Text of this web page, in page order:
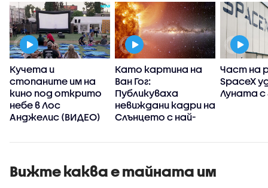
Кучета и
стопаните им на
кино под открито
небе в Лос
Анджелис (ВИДЕО)
Като картина на
Ван Гог:
Публикуваха
невиждани кадри на
Слънцето с най-
изображения
(ВИДЕО+СНИМКИ)
Част на
SpaceX
Луната с
Вижте каква е тайната им